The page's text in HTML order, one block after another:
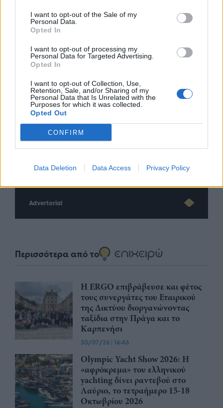
I want to opt-out of the Sale of my
Personal Data.
Opted In
I want to opt-out of processing my
Personal Data for Targeted Advertising.
Opted In
I want to opt-out of Collection, Use,
Retention, Sale, and/or Sharing of my
Personal Data that Is Unrelated with the
Purposes for which it was collected.
Opted Out
CONFIRM
Data Deletion Data Access Privacy Policy
TP Greece: Πώς διαμορφώνεται το
Advertorial
Περισσότερα από το
Η ERGO επιβράβευσε και φέτος
τους συνεργάτες του Εταιρικού
της Δικτύου διοργανώνοντας
ταξίδια στην Πράγα και το
Καρπενήσι
30/07/26 | 16:46
Olympic Yacht Show 2026: Η
«αφρόκρεμα» του ελληνικού
yachting δίνει ραντεβού στο
Λαύριο, το τετραήμερο 15-18
Οκτωβρίου 2026